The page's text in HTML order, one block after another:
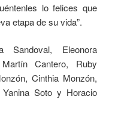
lo felices que
etapa de su vida”.
Sandoval, Eleonora
Cantero, Ruby
Cinthia Monzón,
Soto y Horacio